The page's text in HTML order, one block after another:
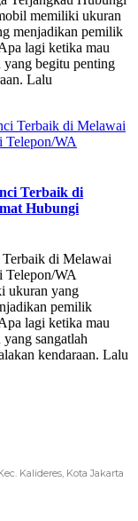
memiliki ukuran
menjadikan pemilik
lagi ketika mau
yang begitu penting
Lalu
Terbaik di
Hubungi
di Melawai
Telepon/WA
ukuran yang
pemilik
lagi ketika mau
sangatlah
kendaraan. Lalu
Kalideres, Kota Jakarta